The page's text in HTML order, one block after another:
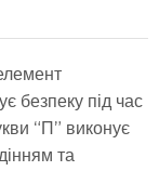
безпеку під час
“П” виконує
та